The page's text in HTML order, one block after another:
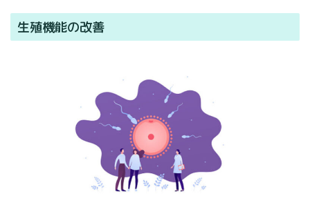
生殖機能の改善